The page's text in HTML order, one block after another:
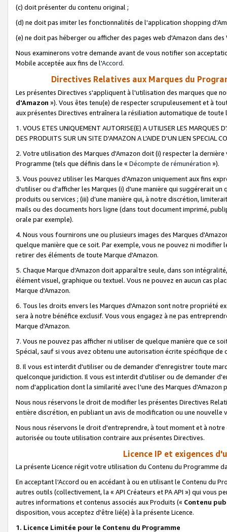
(c) doit présenter du contenu original ;
(d) ne doit pas imiter les fonctionnalités de l'application shopping
(e) ne doit pas héberger ou afficher des pages web d'Amazon dans
Nous examinerons votre demande avant de vous notifier son
Mobile acceptée aux fins de l'Accord.
Directives Relatives aux Marques du
Les présentes Directives s'appliquent à l'utilisation des marques que
d'Amazon »). Vous êtes tenu(e) de respecter scrupuleusement et à
aux présentes Directives entraînera la résiliation automatique de
1. VOUS ETES UNIQUEMENT AUTORISE(E) A UTILISER LES MARQUES
DES PRODUITS SUR UN SITE D'AMAZON A L'AIDE D'UN LIEN SPECIAL
2. Votre utilisation des Marques d'Amazon doit (i) respecter la
Programme (tels que définis dans le « Décompte de rémunération »).
3. Vous pouvez utiliser les Marques d'Amazon uniquement aux fins
d'utiliser ou d'afficher les Marques (i) d’une manière qui suggérerait
produits ou services ; (iii) d’une manière qui, à notre discrétion,
mails ou des documents hors ligne (dans tout document imprimé,
orale par exemple).
4. Nous vous fournirons une ou plusieurs images des Marques
quelque manière que ce soit. Par exemple, vous ne pouvez ni
retirer des éléments de toute Marque d'Amazon.
5. Chaque Marque d'Amazon doit apparaître seule, dans son
élément visuel, graphique ou textuel. Vous ne pouvez en aucun cas
Marque d'Amazon.
6. Tous les droits envers les Marques d'Amazon sont notre propriété
sera à notre bénéfice exclusif. Vous vous engagez à ne pas
Marque d'Amazon.
7. Vous ne pouvez pas afficher ni utiliser de quelque manière que ce
Spécial, sauf si vous avez obtenu une autorisation écrite spécifique de
8. Il vous est interdit d'utiliser ou de demander d'enregistrer toute
quelconque juridiction. Il vous est interdit d'utiliser ou de demander
nom d'application dont la similarité avec l'une des Marques
Nous nous réservons le droit de modifier les présentes Directives
entière discrétion, en publiant un avis de modification ou une nouvelle
Nous nous réservons le droit d'entreprendre, à tout moment et à
autorisée ou toute utilisation contraire aux présentes Directives.
Licence IP et exigences
La présente Licence régit votre utilisation du Contenu du Programme
En acceptant l'Accord ou en accédant à ou en utilisant le Contenu du
autres outils (collectivement, la « API Créateurs et PA API ») qui vous
autres informations et contenus associés aux Produits (« Contenu
disposition, vous acceptez d'être lié(e) à la présente Licence.
1. Licence Limitée pour le Contenu du Programme